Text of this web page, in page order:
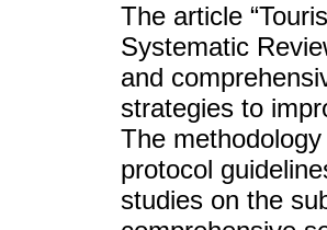
The article
Systematic
and
strategies to
The
protocol
studies on the